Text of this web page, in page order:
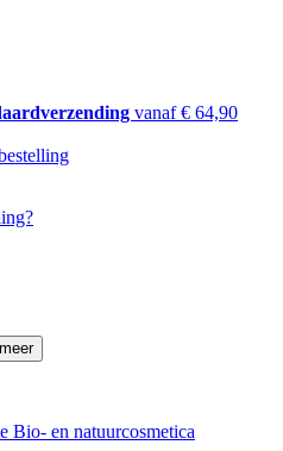
vanaf € 64,90
Bio- en natuurcosmetica